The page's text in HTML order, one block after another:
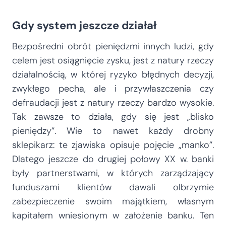
Gdy system jeszcze działał
Bezpośredni obrót pieniędzmi innych ludzi, gdy
celem jest osiągnięcie zysku, jest z natury rzeczy
działalnością, w której ryzyko błędnych decyzji,
zwykłego pecha, ale i przywłaszczenia czy
defraudacji jest z natury rzeczy bardzo wysokie.
Tak zawsze to działa, gdy się jest „blisko
pieniędzy”. Wie to nawet każdy drobny
sklepikarz: te zjawiska opisuje pojęcie „manko”.
Dlatego jeszcze do drugiej połowy XX w. banki
były partnerstwami, w których zarządzający
funduszami klientów dawali olbrzymie
zabezpieczenie swoim majątkiem, własnym
kapitałem wniesionym w założenie banku. Ten